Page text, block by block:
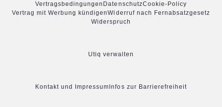
Vertragsbedingungen DatenschutzCookie-Policy
Vertrag mit Werbung kündigenWiderruf nach Fernabsatzgesetz
Widerspruch
Utiq verwalten
Kontakt und Impressum Infos zur Barrierefreiheit